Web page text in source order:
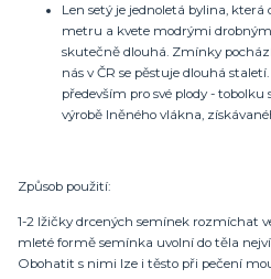
Len setý je jednoletá bylina, která
metru a kvete modrými
skutečně dlouhá. Zmínky
nás v ČR se pěstuje dlouhá
především pro své plody -
výrobě lněného vlákna,
Způsob použití:
1-2 lžičky drcených semínek rozmíchat
mleté formě semínka uvolní do těla
Obohatit s nimi lze i těsto při pečení